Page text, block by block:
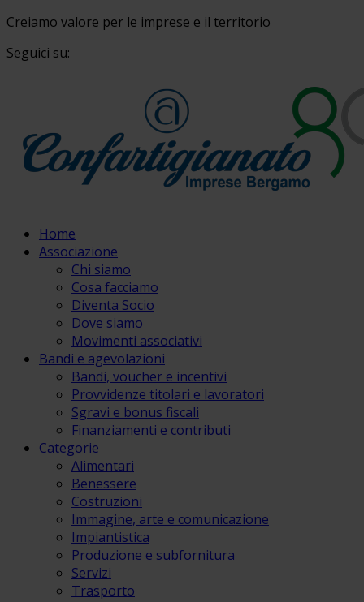
Creiamo valore per le imprese e il territorio
Seguici su:
Home
Associazione
Chi siamo
Cosa facciamo
Diventa Socio
Dove siamo
Movimenti associativi
Bandi e agevolazioni
Bandi, voucher e incentivi
Provvidenze titolari e lavoratori
Sgravi e bonus fiscali
Finanziamenti e contributi
Categorie
Alimentari
Benessere
Costruzioni
Immagine, arte e comunicazione
Impiantistica
Produzione e subfornitura
Servizi
Trasporto